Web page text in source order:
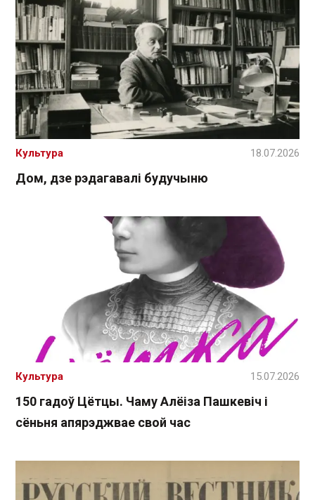
Дом, дзе рэдагавалі будучыню
Культура 18.07.2026
150 гадоў Цётцы. Чаму Алёіза Пашкевіч і
сёньня апярэджвае свой час
Культура 15.07.2026